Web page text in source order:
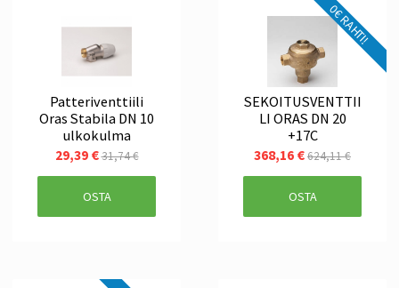
Patteriventtiili
Oras Stabila DN 10
ulkokulma
29,39 €31,74 €
OSTA
0€ RAHTI!
SEKOITUSVENTTII
LI ORAS DN 20
+17C
368,16 €624,11 €
OSTA